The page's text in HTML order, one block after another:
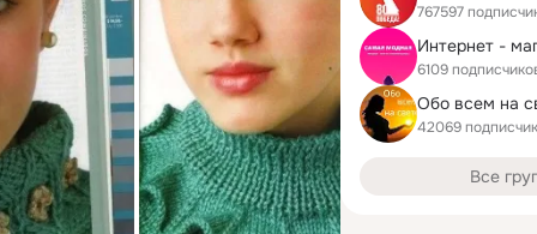
767597
6109
Обо всем на
42069
Все